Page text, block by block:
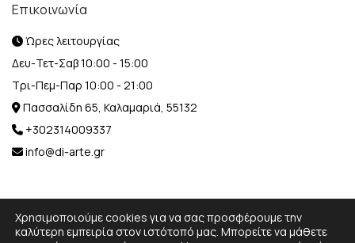
Επικοινωνία
Ώρες λειτουργίας
Δευ-Τετ-Σαβ 10:00 - 15:00
Τρι-Πεμ-Παρ 10:00 - 21:00
Πασσαλίδη 65, Καλαμαριά, 55132
+302314009337
info@di-arte.gr
Χρησιμοποιούμε cookies για να σας προσφέρουμε την
καλύτερη εμπειρία στον ιστότοπό μας. Μπορείτε να μάθετε